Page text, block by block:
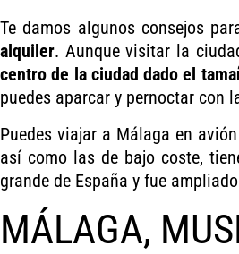
Te damos algunos consejos
alquiler. Aunque visitar la
centro de la ciudad dado el
puedes aparcar y pernoctar con
Puedes viajar a Málaga en
así como las de bajo coste,
grande de España y fue
MÁLAGA,